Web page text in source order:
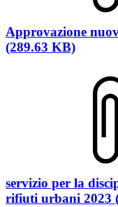
Approvazione
(289.63 KB)
servizio per la
rifiuti urbani 2023